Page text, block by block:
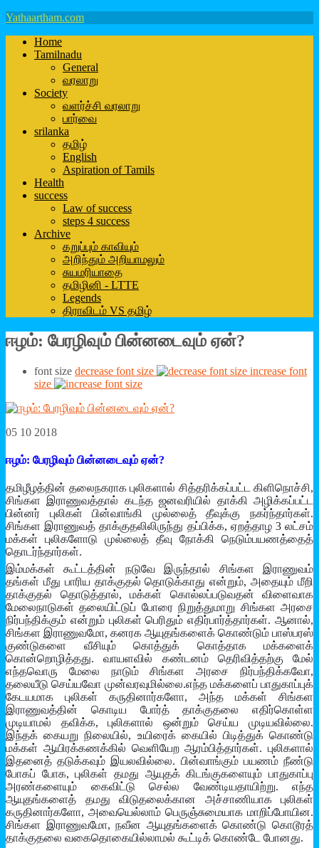
Yathaartham.com
Home
Tamilnadu
General
வரலாறு
Society
வளர்ச்சி வரலாறு
பார்வை
srilanka
தமிழ்
English
Aspiration of Tamils
Health
success
Law of success
steps 4 success
Archive
கறுப்பும் காவியும்
அறிந்தும் அறியாமலும்
சுயமரியாதை
தமிழினி - LTTE
Legends
திராவிடம் VS தமிழ்
ஈழம்: பேரழிவும் பின்னடைவும் ஏன்?
font size decrease font size
increase font
size
05 10 2018
ஈழம்: பேரழிவும் பின்னடைவும் ஏன்?
தமிழீழத்தின் தலைநகராக புலிகளால் சித்தரிக்கப்பட்ட கிளிநொச்சி,
சிங்கள இராணுவத்தால் கடந்த ஜனவரியில் தாக்கி அழிக்கப்பட்ட
பின்னர் புலிகள் பின்வாங்கி முல்லைத் தீவுக்கு நகர்ந்தார்கள்.
சிங்கள இராணுவத் தாக்குதலிலிருந்து தப்பிக்க, ஏறத்தாழ 3 லட்சம்
மக்கள் புலிகளோடு முல்லைத் தீவு நோக்கி நெடும்பயணத்தைத்
தொடர்ந்தார்கள்.
இம்மக்கள் கூட்டத்தின் நடுவே இருந்தால் சிங்கள இராணுவம்
தங்கள் மீது பாரிய தாக்குதல் தொடுக்காது என்றும், அதையும் மீறி
தாக்குதல் தொடுத்தால், மக்கள் கொல்லப்படுவதன் விளைவாக
மேலைநாடுகள் தலையிட்டுப் போரை நிறுத்துமாறு சிங்கள அரசை
நிர்பந்திக்கும் என்றும் புலிகள் பெரிதும் எதிர்பார்த்தார்கள். ஆனால்,
சிங்கள இராணுவமோ, கனரக ஆயுதங்களைக் கொண்டும் பாஸ்பரஸ்
குண்டுகளை வீசியும் கொத்துக் கொத்தாக மக்களைக்
கொன்றொழித்தது. வாயளவில் கண்டனம் தெரிவித்தற்கு மேல்
எந்தவொரு மேலை நாடும் சிங்கள அரசை நிர்பந்திக்கவோ,
தலையீடு செய்யவோ முன்வரவுமில்லை.எந்த மக்களைப் பாதுகாப்புக்
கேடயமாக புலிகள் கருதினார்களோ, அந்த மக்கள் சிங்கள
இராணுவத்தின் கொடிய போர்த் தாக்குதலை எதிர்கொள்ள
முடியாமல் தவிக்க, புலிகளால் ஒன்றும் செய்ய முடியவில்லை.
இந்தக் கையறு நிலையில், உயிரைக் கையில் பிடித்துக் கொண்டு
மக்கள் ஆயிரக்கணக்கில் வெளியேற ஆரம்பித்தார்கள். புலிகளால்
இதனைத் தடுக்கவும் இயலவில்லை. பின்வாங்கும் பயணம் நீண்டு
போகப் போக, புலிகள் தமது ஆயுதக் கிடங்குகளையும் பாதுகாப்பு
அரண்களையும் கைவிட்டு செல்ல வேண்டியதாயிற்று. எந்த
ஆயுதங்களைத் தமது விடுதலைக்கான அச்சாணியாக புலிகள்
கருதினார்களோ, அவையெல்லாம் பெருஞ்சுமையாக மாறிப்போயின.
சிங்கள இராணுவமோ, நவீன ஆயுதங்களைக் கொண்டு கொடூரத்
தாக்குதலை வகைதொகையில்லாமல் கூட்டிக் கொண்டே போனது.